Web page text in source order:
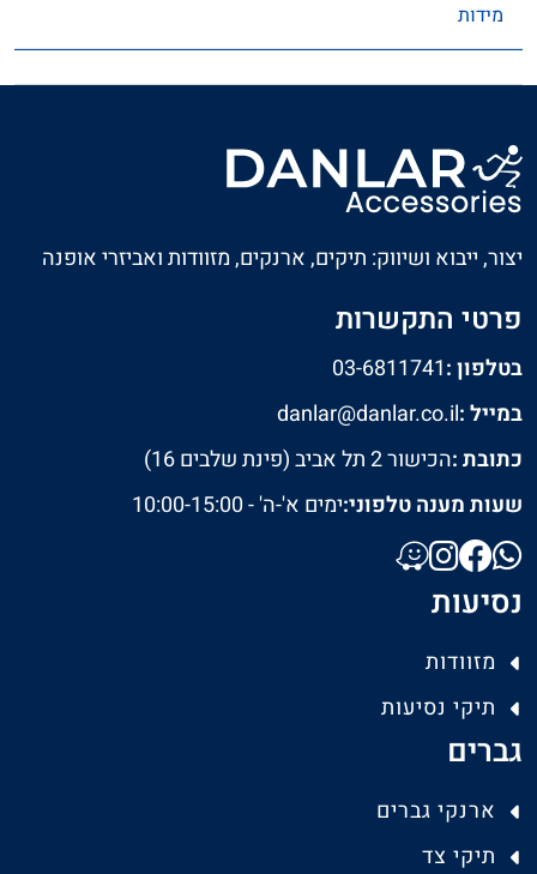
מידות
יצור, ייבוא ושיווק: תיקים, ארנקים, מזוודות ואביזרי אופנה
פרטי התקשרות
בטלפון :03-6811741
במייל :danlar@danlar.co.il
כתובת :הכישור 2 תל אביב (פינת שלבים 16)
שעות מענה טלפוני:ימים א'-ה' - 10:00-15:00
נסיעות
מזוודות
תיקי נסיעות
גברים
ארנקי גברים
תיקי צד